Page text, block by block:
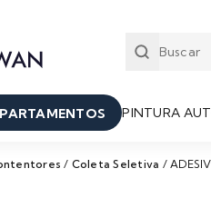
PINTURA
/ Coleta Seletiva /